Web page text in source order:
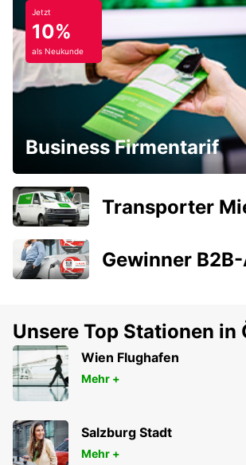
Jetzt
10%
als Neukunde
Business Firmentarif
Transporter
Gewinner
Unsere Top Stationen in
Wien Flughafen
Mehr +
Salzburg Stadt
Mehr +